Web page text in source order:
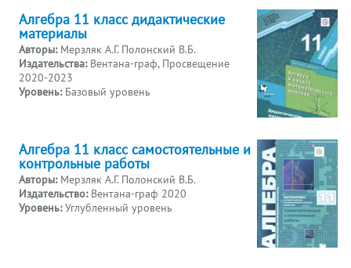
Алгебра 11 класс дидактические
материалы
Авторы: Мерзляк А.Г. Полонский В.Б.
Издательства: Вентана-граф, Просвещение
2020-2023
Уровень: Базовый уровень
Алгебра 11 класс самостоятельные и
контрольные работы
Авторы: Мерзляк А.Г. Полонский В.Б.
Издательство: Вентана-граф 2020
Уровень: Углубленный уровень